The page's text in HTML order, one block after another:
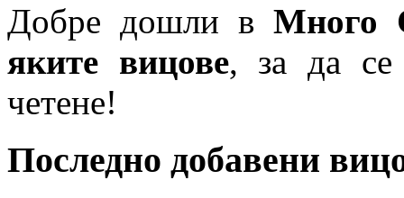
Добре дошли в Много
яките вицове, за да се
четене!
Последно добавени